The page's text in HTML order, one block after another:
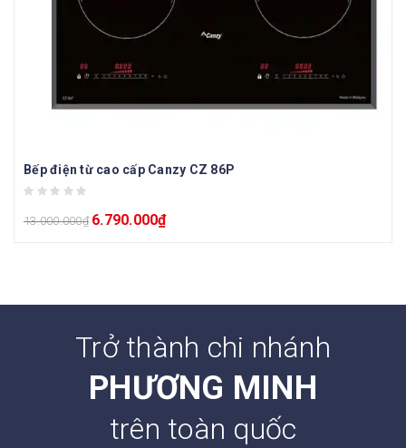
Bếp điện từ cao cấp Canzy CZ 86P
13.000.000₫ 6.790.000₫
Trở thành chi nhánh
PHƯƠNG MINH
trên toàn quốc